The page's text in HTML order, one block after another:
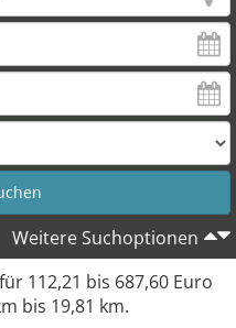
8
12
Weitere Suchoptionen
112,21 bis 687,60 Euro
bis 19,81 km.